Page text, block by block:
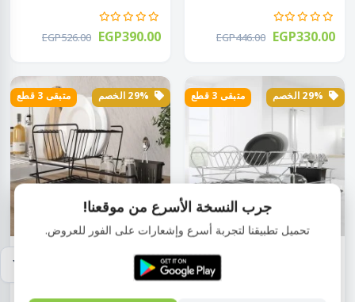
EGP446.00 EGP330.00
EGP526.00 EGP390.00
متبقى 3 قطع
صفاية حوض أسود / فضى 2 دور
متبقى 3 قطع
حامل
جرب النسخة الأسرع من موقعنا!
تحميل تطبيقنا لتجربة أسرع وإشعارات على الفور للعروض.